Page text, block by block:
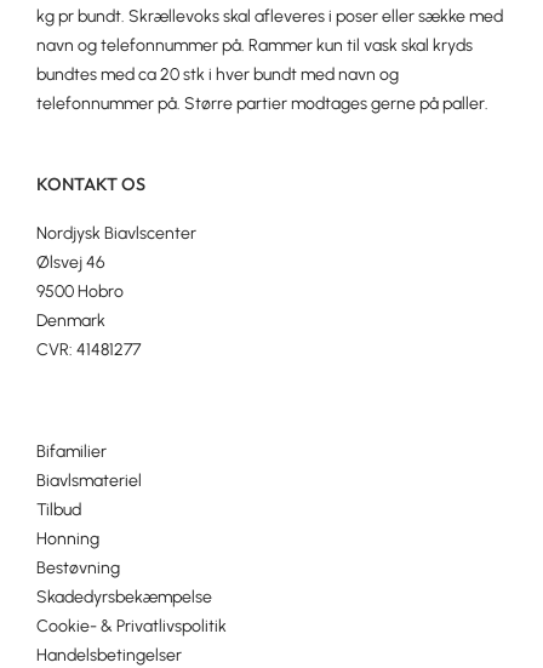
kg pr bundt. Skrællevoks skal afleveres i poser eller sække med
navn og telefonnummer på. Rammer kun til vask skal kryds
bundtes med ca 20 stk i hver bundt med navn og
telefonnummer på. Større partier modtages gerne på paller.
KONTAKT OS
Nordjysk Biavlscenter
Ølsvej 46
9500 Hobro
Denmark
CVR: 41481277
Bifamilier
Biavlsmateriel
Tilbud
Honning
Bestøvning
Skadedyrsbekæmpelse
Cookie- & Privatlivspolitik
Handelsbetingelser